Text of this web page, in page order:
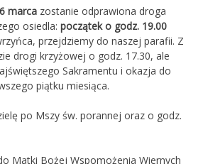
6 marca zostanie odprawiona droga
osiedla: początek o godz. 19.00
przejdziemy do naszej parafii. Z
drogi krzyżowej o godz. 17.30, ale
Sakramentu i okazja do
piątku miesiąca.
po Mszy św. porannej oraz o godz.
Matki Bożej Wspomożenia Wiernych